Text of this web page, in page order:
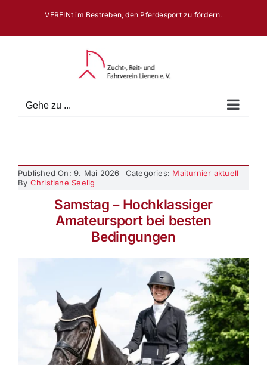
springen
VEREINt im Bestreben, den Pferdesport zu fördern.
Gehe zu ...
Published On: 9. Mai 2026 Categories: Maiturnier aktuell
By Christiane Seelig
Samstag – Hochklassiger
Amateursport bei besten
Bedingungen